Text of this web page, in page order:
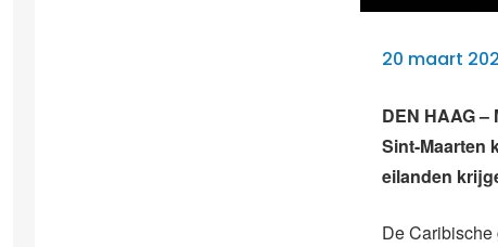
20 maart
DEN HAAG
Sint-Maarten
eilanden
De